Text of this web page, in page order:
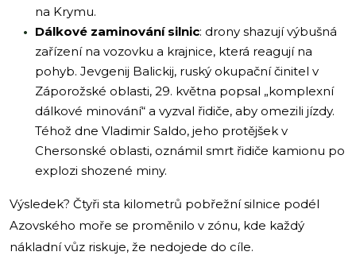
na Krymu.
Dálkové zaminování silnic: drony shazují výbušná
zařízení na vozovku a krajnice, která reagují na
pohyb. Jevgenij Balickij, ruský okupační činitel v
Záporožské oblasti, 29. května popsal „komplexní
dálkové minování“ a vyzval řidiče, aby omezili jízdy.
Téhož dne Vladimir Saldo, jeho protějšek v
Chersonské oblasti, oznámil smrt řidiče kamionu po
explozi shozené miny.
Výsledek? Čtyři sta kilometrů pobřežní silnice podél
Azovského moře se proměnilo v zónu, kde každý
nákladní vůz riskuje, že nedojede do cíle.